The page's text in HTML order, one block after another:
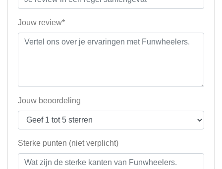
Jouw review*
Jouw beoordeling
Sterke punten (niet verplicht)